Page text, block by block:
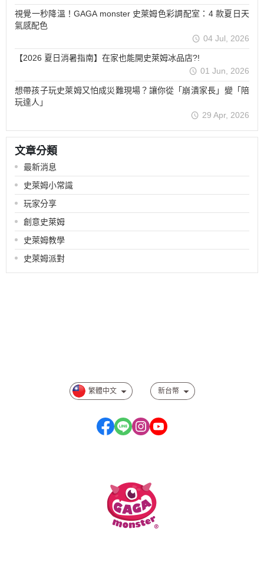
視覺一秒降溫！GAGA monster 史萊姆色彩調配室：4 款夏日天
氣感配色
04 Jul, 2026
【2026 夏日消暑指南】在家也能開史萊姆冰品店?!
01 Jun, 2026
想帶孩子玩史萊姆又怕成災難現場？讓你從「崩潰家長」變「陪
玩達人」
29 Apr, 2026
文章分類
最新消息
史萊姆小常識
玩家分享
創意史萊姆
史萊姆教學
史萊姆派對
繁體中文 新台幣